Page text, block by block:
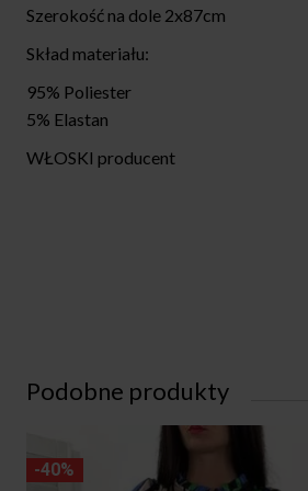
Szerokość na dole 2x87cm
Skład materiału:
95% Poliester
5% Elastan
WŁOSKI producent
Podobne produkty
-40%